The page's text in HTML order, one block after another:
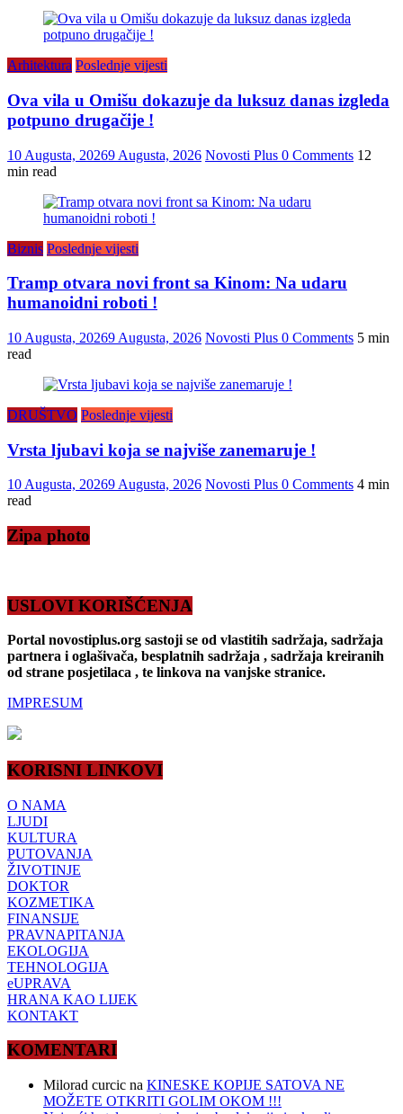
Arhitektura Poslednje vijesti
Ova vila u Omišu dokazuje da luksuz danas izgleda
potpuno drugačije !
10 Augusta, 20269 Augusta, 2026 Novosti Plus 0 Comments 12
min read
Biznis Poslednje vijesti
Tramp otvara novi front sa Kinom: Na udaru
humanoidni roboti !
10 Augusta, 20269 Augusta, 2026 Novosti Plus 0 Comments 5 min
read
DRUŠTVO Poslednje vijesti
Vrsta ljubavi koja se najviše zanemaruje !
10 Augusta, 20269 Augusta, 2026 Novosti Plus 0 Comments 4 min
read
Zipa photo
USLOVI KORIŠĆENJA
Portal novostiplus.org sastoji se od vlastitih sadržaja, sadržaja
partnera i oglašivača, besplatnih sadržaja , sadržaja kreiranih
od strane posjetilaca , te linkova na vanjske stranice.
IMPRESUM
KORISNI LINKOVI
O NAMA
LJUDI
KULTURA
PUTOVANJA
ŽIVOTINJE
DOKTOR
KOZMETIKA
FINANSIJE
PRAVNAPITANJA
EKOLOGIJA
TEHNOLOGIJA
eUPRAVA
HRANA KAO LIJEK
KONTAKT
KOMENTARI
Milorad curcic na KINESKE KOPIJE SATOVA NE
MOŽETE OTKRITI GOLIM OKOM !!!